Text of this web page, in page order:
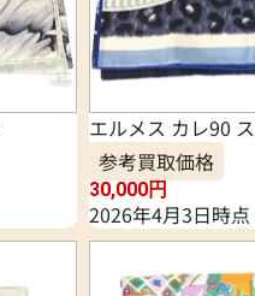
エルメス カレ90
参考買取価格
30,000円
2026年4月3日時点